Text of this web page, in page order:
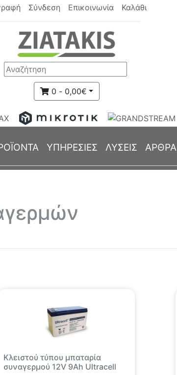
Σύνδεση Επικοινωνία Καλάθι
0 - 0,00€
ΥΠΗΡΕΣΙΕΣ ΛΥΣΕΙΣ ΑΡΘΡΑ
Κλειστού τύπου μπαταρία
συναγερμού 12V 9Ah Ultracell